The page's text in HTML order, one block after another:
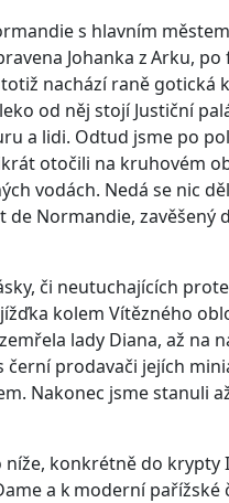
s hlavním
Johanka z Arku,
nachází raně gotická
od něj stojí Justiční
a lidi. Odtud jsme po
otočili na kruhovém
vodách. Nedá se nic
de Normandie,
či neutuchajících
kolem Vítězného
lady Diana, až
černí prodavači jejích
Nakonec jsme stanuli
konkrétně do
a k moderní